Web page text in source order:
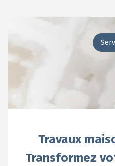
Travaux
Transformez